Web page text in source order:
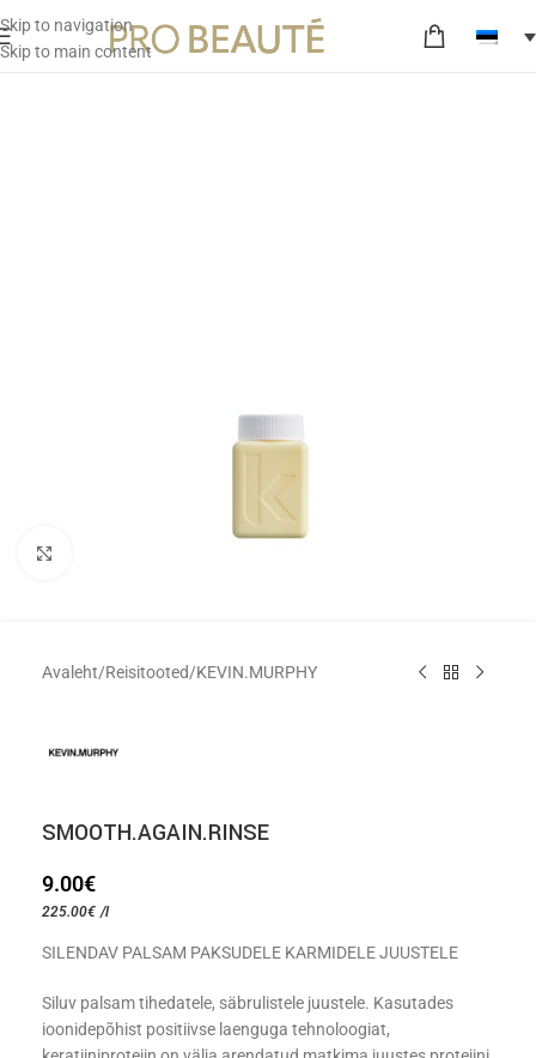
Skip to navigation
Skip to main content
Avaleht/Reisitooted/KEVIN.MURPHY
SMOOTH.AGAIN.RINSE
9.00€
225.00€ /l
SILENDAV PALSAM PAKSUDELE KARMIDELE JUUSTELE
Siluv palsam tihedatele, säbrulistele juustele. Kasutades
ioonidepõhist positiivse laenguga tehnoloogiat,